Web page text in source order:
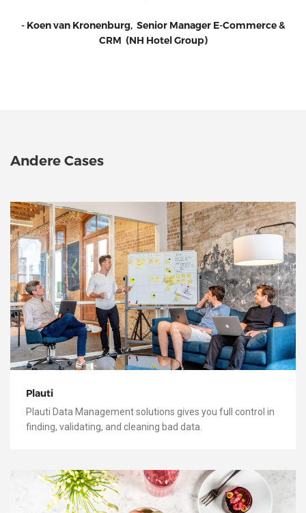
- Koen van Kronenburg, Senior Manager E-Commerce &
CRM (NH Hotel Group)
Andere Cases
Plauti
Plauti Data Management solutions gives you full control in
finding, validating, and cleaning bad data.